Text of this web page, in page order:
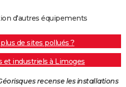
d'autres équipements
de sites pollués ?
et industriels à Limoges
recense les installations